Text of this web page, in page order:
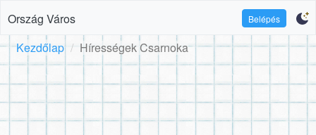
Ország Város Belépés
Kezdőlap Hírességek Csarnoka